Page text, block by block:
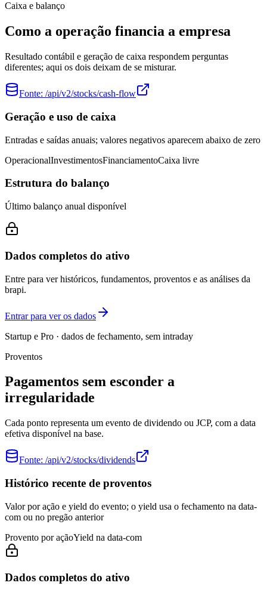
Caixa e balanço
Como a operação financia a empresa
Resultado contábil e geração de caixa respondem perguntas
diferentes; aqui os dois deixam de se misturar.
Fonte: /api/v2/stocks/cash-flow
Geração e uso de caixa
Entradas e saídas anuais; valores negativos aparecem abaixo de zero
OperacionalInvestimentosFinanciamentoCaixa livre
Estrutura do balanço
Último balanço anual disponível
Dados completos do ativo
Entre para ver históricos, fundamentos, proventos e as análises da
brapi.
Entrar para ver os dados
Startup e Pro · dados de fechamento, sem intraday
Proventos
Pagamentos sem esconder a
irregularidade
Cada ponto representa um evento de dividendo ou JCP, com a data
efetiva disponível na base.
Fonte: /api/v2/stocks/dividends
Histórico recente de proventos
Valor por ação e yield do evento; o yield usa o fechamento na data-
com ou no pregão anterior
Provento por açãoYield na data-com
Dados completos do ativo